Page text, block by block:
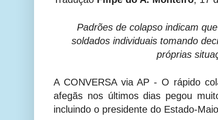
Padrões de colapso indicam
soldados individuais tomando
próprias
A CONVERSA via AP - O rápido
afegãs nos últimos dias pegou
incluindo o presidente do Estado-